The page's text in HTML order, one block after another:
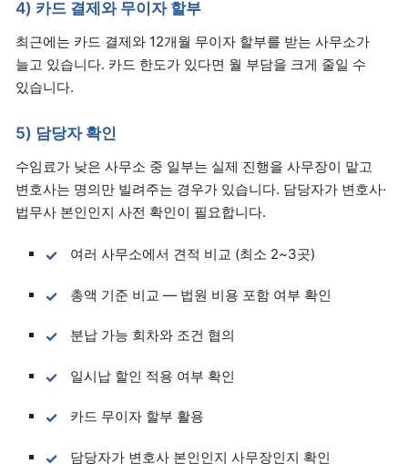
4) 카드 결제와 무이자 할부
최근에는 카드 결제와 12개월 무이자 할부를 받는 사무소가
늘고 있습니다. 카드 한도가 있다면 월 부담을 크게 줄일 수
있습니다.
5) 담당자 확인
수임료가 낮은 사무소 중 일부는 실제 진행을 사무장이 맡고
변호사는 명의만 빌려주는 경우가 있습니다. 담당자가 변호사·
법무사 본인인지 사전 확인이 필요합니다.
여러 사무소에서 견적 비교 (최소 2~3곳)
총액 기준 비교 — 법원 비용 포함 여부 확인
분납 가능 회차와 조건 협의
일시납 할인 적용 여부 확인
카드 무이자 할부 활용
담당자가 변호사 본인인지 사무장인지 확인